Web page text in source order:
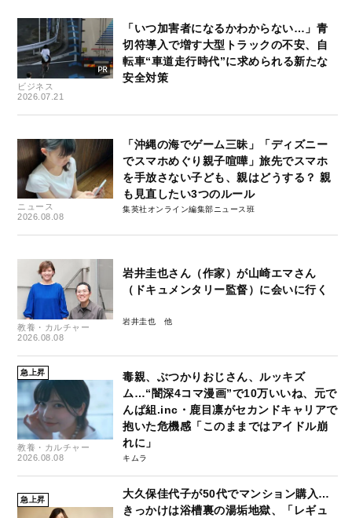
ビジネス
2026.07.21
「いつ加害者になるかわからない…」青
切符導入で増す大型トラックの不安、自
転車“車道走行時代”に求められる新たな
安全対策
ニュース
2026.08.08
「沖縄の海でゲーム三昧」「ディズニー
でスマホめぐり親子喧嘩」旅先でスマホ
を手放さない子ども、親はどうする？ 親
も見直したい3つのルール
集英社オンライン編集部ニュース班
教養・カルチャー
2026.08.08
岩井圭也さん（作家）が山崎エマさん
（ドキュメンタリー監督）に会いに行く
岩井圭也
急上昇
教養・カルチャー
2026.08.08
毒親、ぶつかりおじさん、ルッキズ
ム…“闇深4コマ漫画”で10万いいね、元で
んぱ組.inc・鹿目凛がセカンドキャリアで
抱いた危機感「このままではアイドル崩
れに」
キムラ
急上昇
大久保佳代子が50代でマンション購入…
きっかけは浴槽裏の湯垢地獄、「レギュ